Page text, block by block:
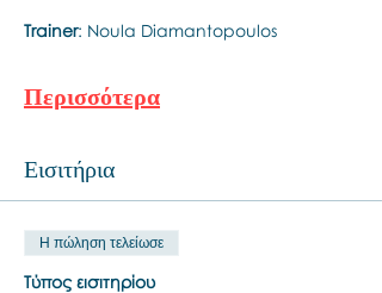
Trainer: Noula Diamantopoulos
Περισσότερα
Εισιτήρια
Η πώληση τελείωσε
Τύπος εισιτηρίου